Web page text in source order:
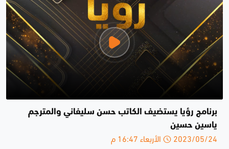
برنامج رؤيا يستضيف الكاتب حسن سليفاني والمترجم
ياسين حسين
2023/05/24 الأربعاء 16:47 م